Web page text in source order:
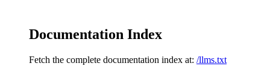
Documentation Index
Fetch the complete documentation index at: /llms.txt